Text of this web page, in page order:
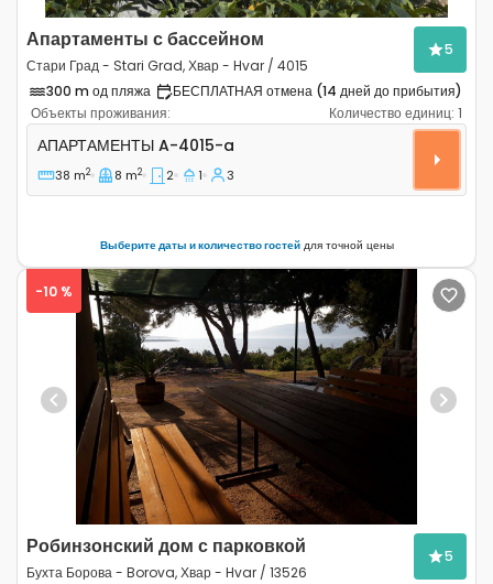
Апартаменты с бассейном
Стари Град - Stari Grad, Хвар - Hvar / 4015
5
300 m од пляжа
БЕСПЛАТНАЯ отмена (14 дней до прибытия)
Объекты проживания:
Количество единиц: 1
Двухкомнатные апартаменты Стари Град - Stari
АПАРТАМЕНТЫ A-4015-a
38 m2 8 m2 2 1 3
Выберите даты и количество гостейдля точной цены
Previous Next
-10 %
Робинзонский дом с парковкой
Бухта Борова - Borova, Хвар - Hvar / 13526
5